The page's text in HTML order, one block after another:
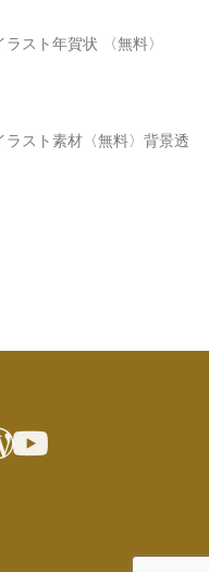
スト年賀状 〈無料〉
スト素材〈無料〉背景透